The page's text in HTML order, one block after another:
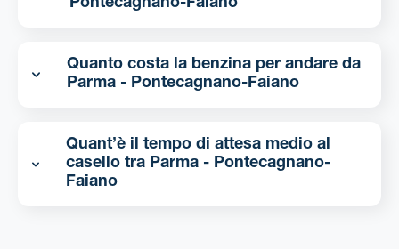
Pontecagnano-Faiano
Quanto costa la benzina per andare da
Parma - Pontecagnano-Faiano
Quant’è il tempo di attesa medio al
casello tra Parma - Pontecagnano-
Faiano